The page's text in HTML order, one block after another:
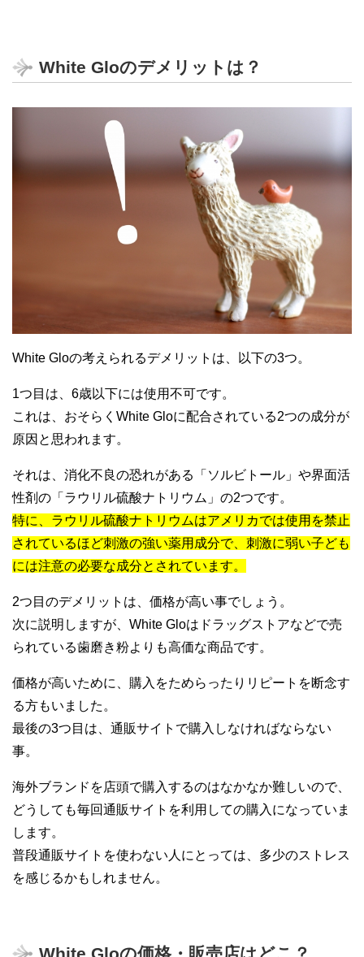
White Gloのデメリットは？
White Gloの考えられるデメリットは、以下の3つ。
1つ目は、6歳以下には使用不可です。
これは、おそらくWhite Gloに配合されている2つの成分が
原因と思われます。
それは、消化不良の恐れがある「ソルビトール」や界面活
性剤の「ラウリル硫酸ナトリウム」の2つです。
特に、ラウリル硫酸ナトリウムはアメリカでは使用を禁止
されているほど刺激の強い薬用成分で、刺激に弱い子ども
には注意の必要な成分とされています。
2つ目のデメリットは、価格が高い事でしょう。
次に説明しますが、White Gloはドラッグストアなどで売
られている歯磨き粉よりも高価な商品です。
価格が高いために、購入をためらったりリピートを断念す
る方もいました。
最後の3つ目は、通販サイトで購入しなければならない
事。
海外ブランドを店頭で購入するのはなかなか難しいので、
どうしても毎回通販サイトを利用しての購入になっていま
します。
普段通販サイトを使わない人にとっては、多少のストレス
を感じるかもしれません。